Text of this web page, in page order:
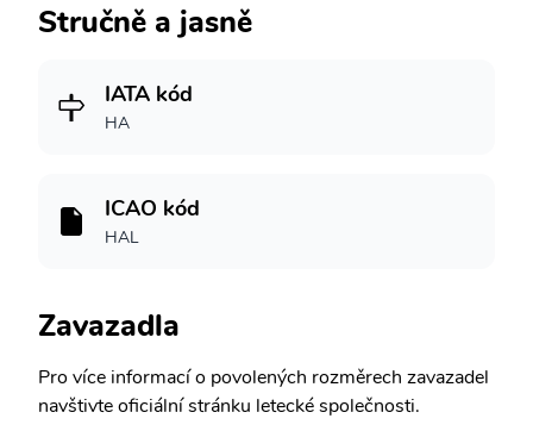
Stručně a jasně
IATA kód
HA
ICAO kód
HAL
Zavazadla
Pro více informací o povolených rozměrech zavazadel
navštivte oficiální stránku letecké společnosti.